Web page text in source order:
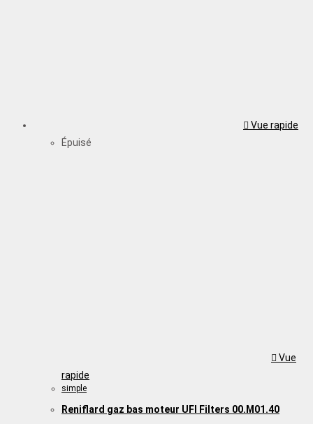
Vue rapide
Épuisé
Vue
rapide
simple
Reniflard gaz bas moteur UFI Filters 00.M01.40